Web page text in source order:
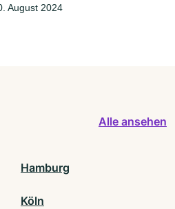
August 2024
Alle ansehen
Hamburg
Köln